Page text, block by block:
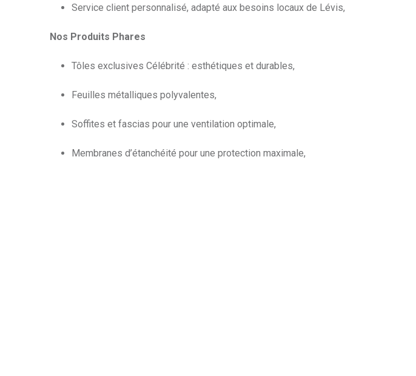
Service client personnalisé, adapté aux besoins locaux de Lévis,
Nos Produits Phares
Tôles exclusives Célébrité : esthétiques et durables,
Feuilles métalliques polyvalentes,
Soffites et fascias pour une ventilation optimale,
Membranes d’étanchéité pour une protection maximale,